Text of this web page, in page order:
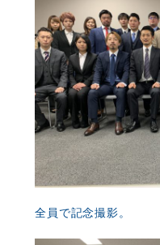
全員で記念撮影。